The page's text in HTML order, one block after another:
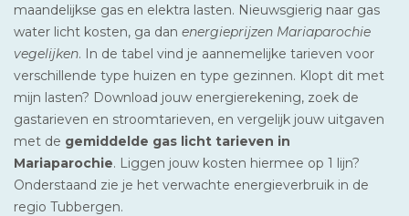
maandelijkse gas en elektra lasten. Nieuwsgierig naar gas
water licht kosten, ga dan energieprijzen Mariaparochie
vegelijken. In de tabel vind je aannemelijke tarieven voor
verschillende type huizen en type gezinnen. Klopt dit met
mijn lasten? Download jouw energierekening, zoek de
gastarieven en stroomtarieven, en vergelijk jouw uitgaven
met de gemiddelde gas licht tarieven in
Mariaparochie. Liggen jouw kosten hiermee op 1 lijn?
Onderstaand zie je het verwachte energieverbruik in de
regio Tubbergen.